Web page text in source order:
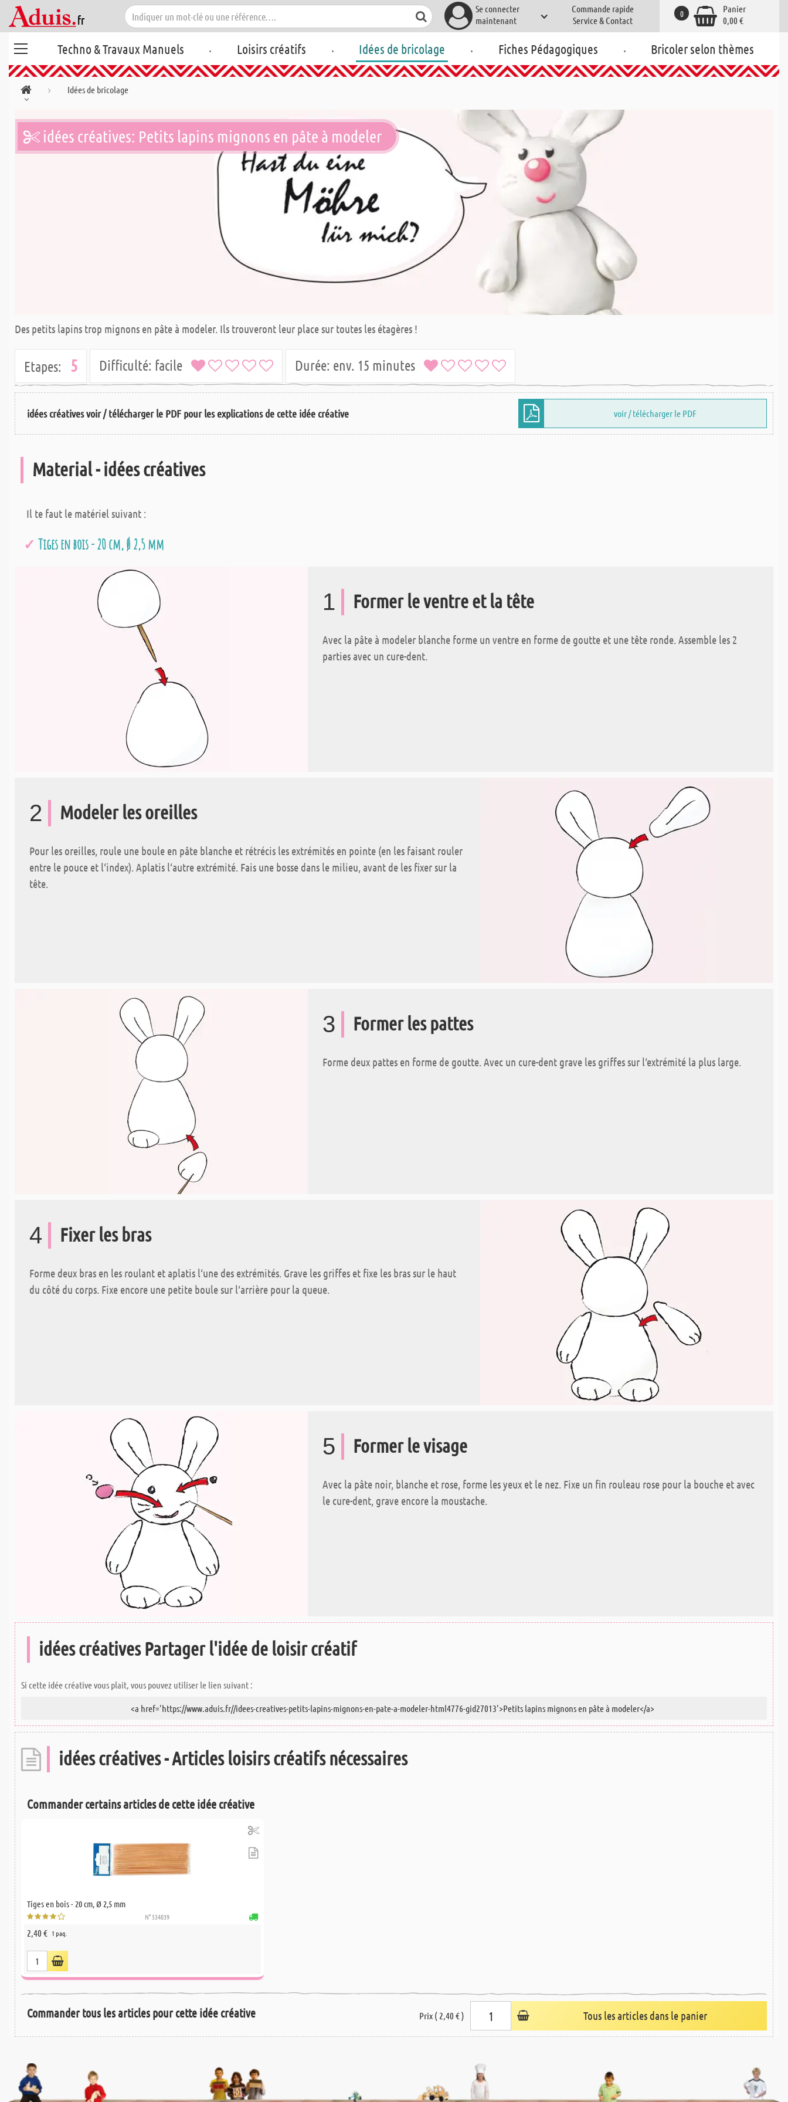
Se connecter
maintenant
Commande rapide
Service & Contact
Panier
0,00 €
0
Techno & Travaux Manuels . Loisirs créatifs . Idées de bricolage . Fiches Pédagogiques . Bricoler selon thèmes
Idées de bricolage
idées créatives: Petits lapins mignons en pâte à modeler
Des petits lapins trop mignons en pâte à modeler. Ils trouveront leur place sur toutes les étagères !
Etapes: 5 Difficulté: facile Durée: env. 15 minutes
idées créatives voir / télécharger le PDF pour les explications de cette idée créative voir / télécharger le PDF
Material - idées créatives
Il te faut le matériel suivant :
Tiges en bois - 20 cm, Ø 2,5 mm
1 Former le ventre et la tête
Avec la pâte à modeler blanche forme un ventre en forme de goutte et une tête ronde. Assemble les 2
parties avec un cure-dent.
2 Modeler les oreilles
Pour les oreilles, roule une boule en pâte blanche et rétrécis les extrémités en pointe (en les faisant rouler
entre le pouce et l‘index). Aplatis l‘autre extrémité. Fais une bosse dans le milieu, avant de les fixer sur la
tête.
3 Former les pattes
Forme deux pattes en forme de goutte. Avec un cure-dent grave les griffes sur l‘extrémité la plus large.
4 Fixer les bras
Forme deux bras en les roulant et aplatis l‘une des extrémités. Grave les griffes et fixe les bras sur le haut
du côté du corps. Fixe encore une petite boule sur l‘arrière pour la queue.
5 Former le visage
Avec la pâte noir, blanche et rose, forme les yeux et le nez. Fixe un fin rouleau rose pour la bouche et avec
le cure-dent, grave encore la moustache.
idées créatives Partager l'idée de loisir créatif
Si cette idée créative vous plait, vous pouvez utiliser le lien suivant :
idées créatives - Articles loisirs créatifs nécessaires
Commander certains articles de cette idée créative
Tiges en bois - 20 cm, Ø 2,5 mm
N° 534039
2,40 € 1 paq.
Commander tous les articles pour cette idée créative Prix ( 2,40 € ) Tous les articles dans le panier